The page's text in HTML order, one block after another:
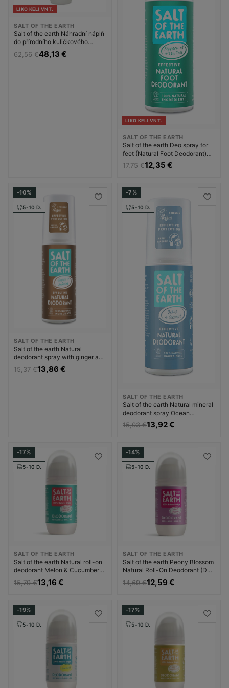
LIKO KELI VNT.
SALT OF THE EARTH
Salt of the earth Náhradní náplň
do přírodního kuličkového
deodorantu Unscented (Deo
Roll-on Refills) Dezodorantas
62,56 €48,13 €
LIKO KELI VNT.
SALT OF THE EARTH
Salt of the earth Deo spray for
feet (Natural Foot Deodorant)
Pėdų dezodorantas Unisex
17,75 €12,35 €
-10%
5-10 D.
SALT OF THE EARTH
Salt of the earth Natural
deodorant spray with ginger and
jasmine Ginger + Jasmine (
Natura l Deodorant)
15,37 €13,86 €
-7%
5-10 D.
SALT OF THE EARTH
Salt of the earth Natural mineral
deodorant spray Ocean
Coconut ( Natu ral Deodorant)
Dezodorantas Dezodorantas ir
15,03 €13,92 €
-17%
5-10 D.
SALT OF THE EARTH
Salt of the earth Natural roll-on
deodorant Melon & Cucumber
(Deo Roll-on) Dezodorantas
Dezodorantas ir
15,79 €13,16 €
-14%
5-10 D.
SALT OF THE EARTH
Salt of the earth Peony Blossom
Natural Roll-On Deodorant (Deo
Roll-on) Dezodorantas
Dezodorantas ir
14,69 €12,59 €
-19%
5-10 D.
-17%
5-10 D.